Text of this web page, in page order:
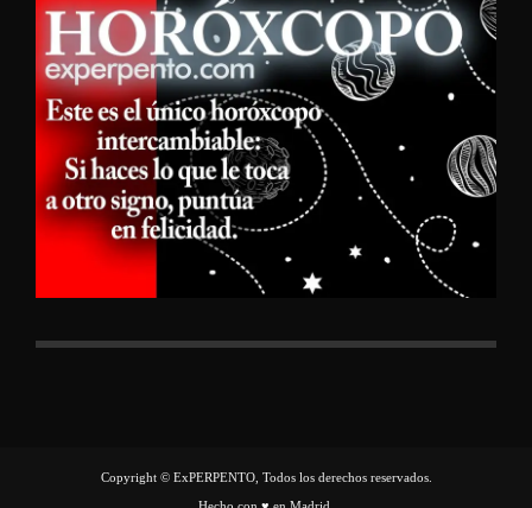
Copyright © ExPERPENTO, Todos los derechos reservados.